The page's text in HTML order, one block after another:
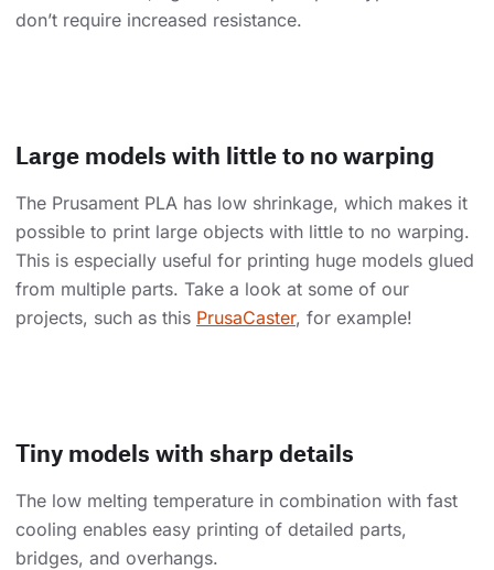
don’t require increased resistance.
Large models with little to no warping
The Prusament PLA has low shrinkage, which makes it
possible to print large objects with little to no warping.
This is especially useful for printing huge models glued
from multiple parts. Take a look at some of our
projects, such as this PrusaCaster, for example!
Tiny models with sharp details
The low melting temperature in combination with fast
cooling enables easy printing of detailed parts,
bridges, and overhangs.